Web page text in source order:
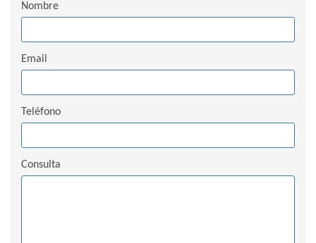
Nombre
Email
Teléfono
Consulta